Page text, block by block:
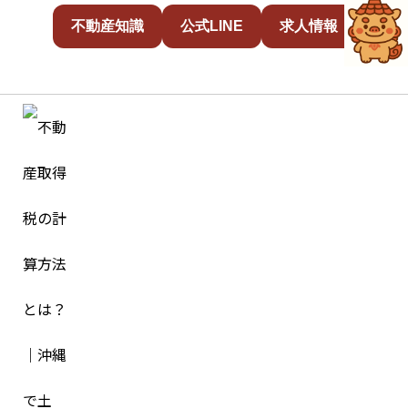
不動産知識 公式LINE 求人情報